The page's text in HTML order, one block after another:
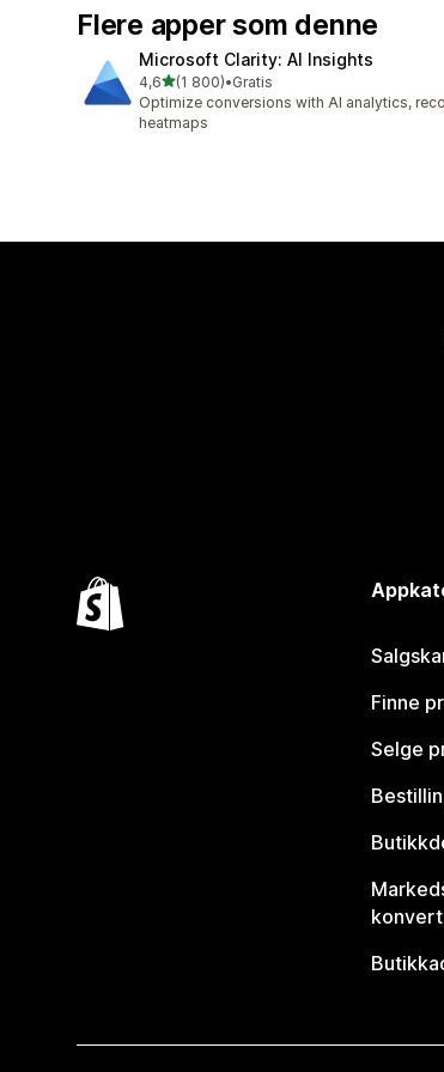
Flere apper som denne
Microsoft Clarity: AI Insights
4,6av 5 stjerner
(1 800)
Totalt 1800 omtaler
•Gratis
Optimize conversions with AI analytics,
heatmaps
Finne
Selge